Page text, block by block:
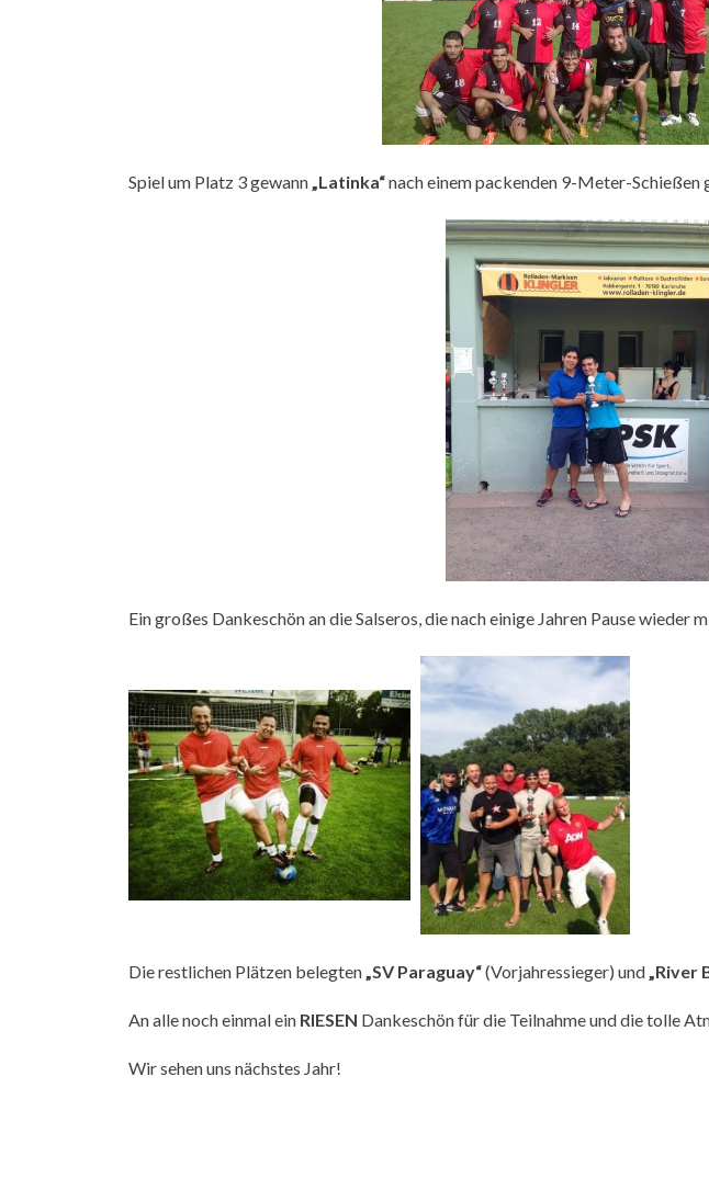
Spiel um Platz 3 gewann„Latinka“nach einem packenden 9-Meter-Schießen
Ein großes Dankeschön an die Salseros, die nach einige Jahren Pause wieder
Die restlichen Plätzen belegten„SV Paraguay“(Vorjahressieger) und„River
An alle noch einmal ein RIESEN Dankeschön für die Teilnahme und die tolle
Wir sehen uns nächstes Jahr!